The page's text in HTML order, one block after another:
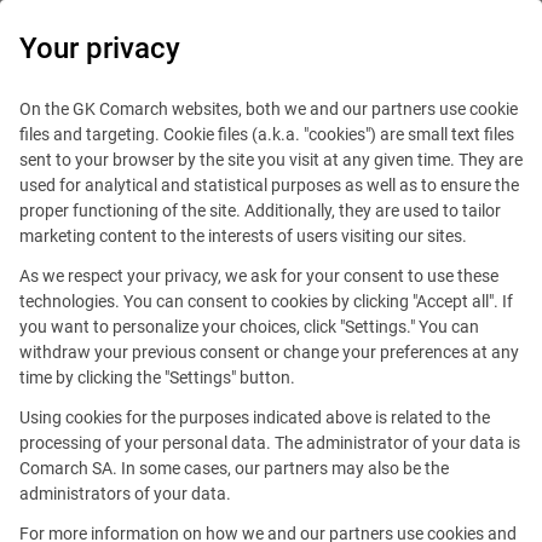
Ingénieur Commercial Grand
Comptes E Invoicing & EDI
Your privacy
On the GK Comarch websites, both we and our partners use cookie
files and targeting. Cookie files (a.k.a. "cookies") are small text files
sent to your browser by the site you visit at any given time. They are
used for analytical and statistical purposes as well as to ensure the
proper functioning of the site. Additionally, they are used to tailor
marketing content to the interests of users visiting our sites.
As we respect your privacy, we ask for your consent to use these
technologies. You can consent to cookies by clicking "Accept all". If
you want to personalize your choices, click "Settings." You can
withdraw your previous consent or change your preferences at any
time by clicking the "Settings" button.
Using cookies for the purposes indicated above is related to the
processing of your personal data. The administrator of your data is
Comarch SA. In some cases, our partners may also be the
administrators of your data.
For more information on how we and our partners use cookies and